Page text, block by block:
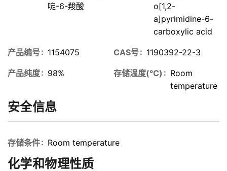
啶-6-羧酸
o[1,2-
a]pyrimidine-6-
carboxylic acid
产品编号 1154075 CAS号 1190392-22-3
产品纯度 98% 存储温度(℃)
Room
temperature
安全信息
存储条件 Room temperature
化学和物理性质